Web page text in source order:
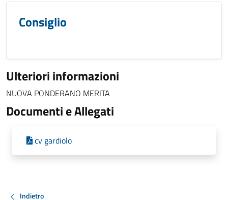
Consiglio
Ulteriori informazioni
NUOVA PONDERANO MERITA
Documenti e Allegati
cv gardiolo
Indietro